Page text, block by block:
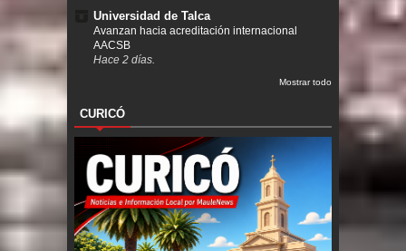
Universidad de Talca
Avanzan hacia acreditación internacional
AACSB
Hace 2 días.
Mostrar todo
CURICÓ